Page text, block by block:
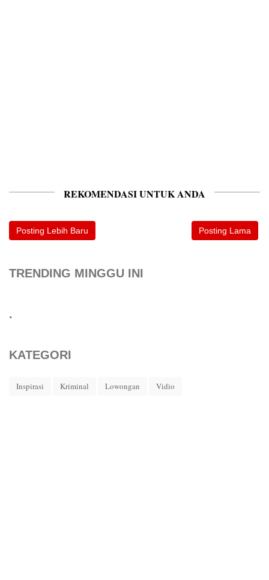
REKOMENDASI UNTUK ANDA
Posting Lebih Baru Posting Lama
TRENDING MINGGU INI
.
KATEGORI
Inspirasi Kriminal Lowongan Vidio